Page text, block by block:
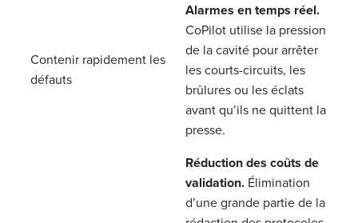
Contenir rapidement les
défauts
Alarmes en temps réel.
CoPilot utilise la pression
de la cavité pour arrêter
les courts-circuits, les
brûlures ou les éclats
avant qu’ils ne quittent la
presse.
Réduction des coûts de
validation. Élimination
d’une grande partie de la